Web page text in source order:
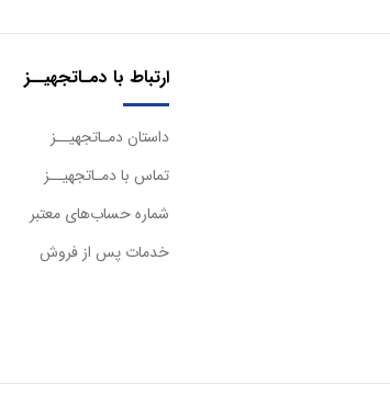
ارتباط با دمـاتجهیــز
داستان دمـاتجهیــز
تماس با دمـاتجهیــز
شماره حساب‌های معتبر
خدمات پس از فروش